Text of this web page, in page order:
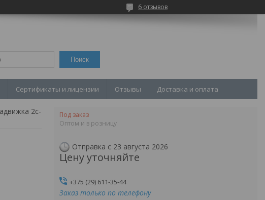
6 отзывов
Поиск
Сертификаты и лицензии Отзывы Доставка и оплата
Под заказ
Оптом и в розницу
Отправка с 23 августа 2026
Цену уточняйте
+375 (29) 611-35-44
Заказ только по телефону